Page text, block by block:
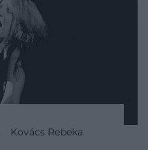
Kovács Rebeka